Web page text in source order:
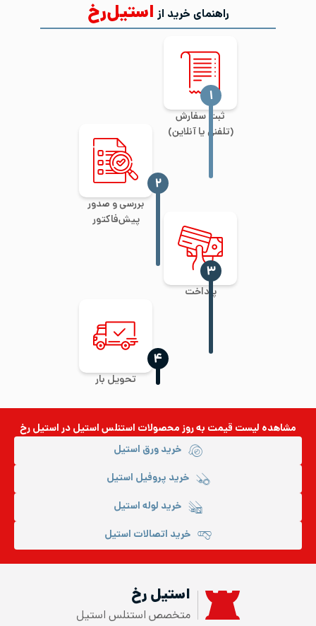
راهنمای خرید از استیل‌رخ
ثبت سفارش
(تلفنی یا آنلاین)
‍۱
بررسی و صدور
پیش‌فاکتور
‍۲
پرداخت
‍۳
تحویل بار
‍۴
مشاهده لیست قیمت به روزمحصولات استنلس استیلدر استیل رخ
خرید ورق استیل
خرید پروفیل استیل
خرید لوله استیل
خرید اتصالات استیل
استیل رخ
متخصص استنلس استیل